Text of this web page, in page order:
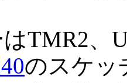
TMR2、
のスケッ